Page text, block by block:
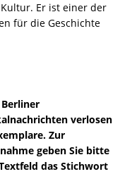
Er ist einer der
für die Geschichte
Berliner
verlosen
Zur
geben Sie bitte
das Stichwort